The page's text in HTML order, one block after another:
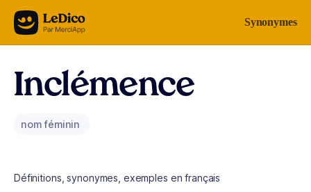
Aller au contenu Synonymes
Inclémence
nom féminin
Définitions, synonymes, exemples en français